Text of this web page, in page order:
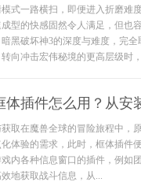
式一路横扫，即便进入折磨难
型的快感固然令人满足，但也
黑破坏神3的深度与难度，完
向冲击宏伟秘境的更高层级时
体插件怎么用？从安
取在魔兽全球的冒险旅程中，
体验的需求，此时，框体插件
内各种信息窗口的插件，例如
地获取战斗信息，从...